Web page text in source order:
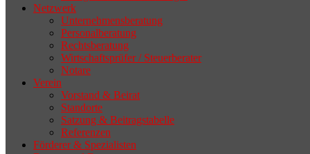
Netzwerk
Unternehmensberatung
Personalberatung
Rechtsberatung
Wirtschaftsprüfer / Steuerberater
Notare
Verein
Vorstand & Beirat
Standorte
Satzung & Beitragstabelle
Referenzen
Förderer & Spezialisten